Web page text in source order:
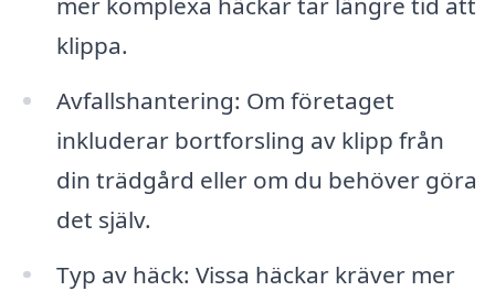
klippa.
Avfallshantering: Om företaget
inkluderar bortforsling av klipp från
din trädgård eller om du behöver göra
det själv.
Typ av häck: Vissa häckar kräver mer